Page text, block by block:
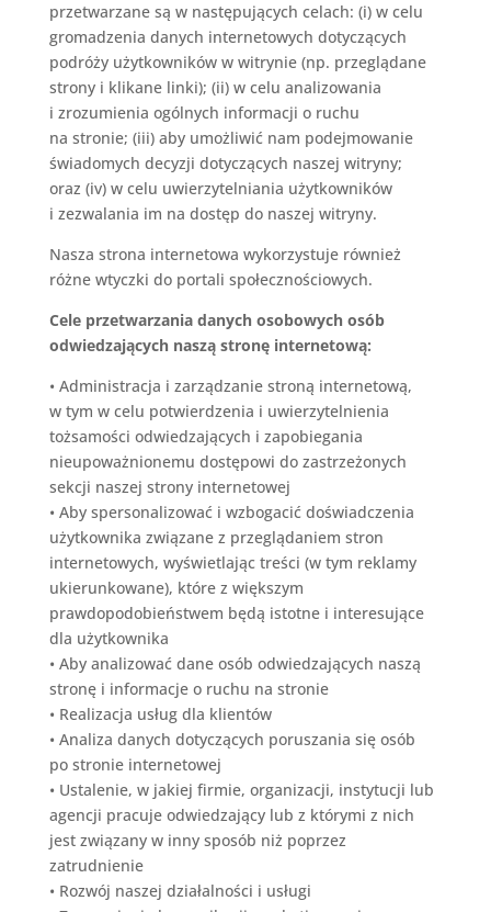
przetwarzane są w następujących celach: (i) w celu
gromadzenia danych internetowych dotyczących
podróży użytkowników w witrynie (np. przeglądane
strony i klikane linki); (ii) w celu analizowania
i zrozumienia ogólnych informacji o ruchu
na stronie; (iii) aby umożliwić nam podejmowanie
świadomych decyzji dotyczących naszej witryny;
oraz (iv) w celu uwierzytelniania użytkowników
i zezwalania im na dostęp do naszej witryny.
Nasza strona internetowa wykorzystuje również
różne wtyczki do portali społecznościowych.
Cele przetwarzania danych osobowych osób
odwiedzających naszą stronę internetową:
• Administracja i zarządzanie stroną internetową,
w tym w celu potwierdzenia i uwierzytelnienia
tożsamości odwiedzających i zapobiegania
nieupoważnionemu dostępowi do zastrzeżonych
sekcji naszej strony internetowej
• Aby spersonalizować i wzbogacić doświadczenia
użytkownika związane z przeglądaniem stron
internetowych, wyświetlając treści (w tym reklamy
ukierunkowane), które z większym
prawdopodobieństwem będą istotne i interesujące
dla użytkownika
• Aby analizować dane osób odwiedzających naszą
stronę i informacje o ruchu na stronie
• Realizacja usług dla klientów
• Analiza danych dotyczących poruszania się osób
po stronie internetowej
• Ustalenie, w jakiej firmie, organizacji, instytucji lub
agencji pracuje odwiedzający lub z którymi z nich
jest związany w inny sposób niż poprzez
zatrudnienie
• Rozwój naszej działalności i usługi